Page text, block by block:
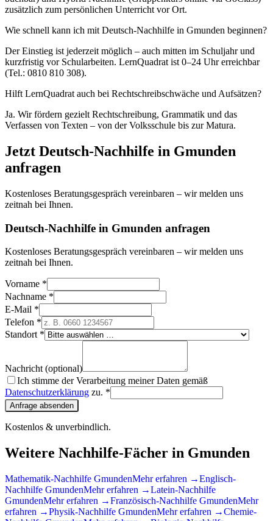
zusätzlich zum persönlichen Unterricht vor Ort.
Wie schnell kann ich mit Deutsch-Nachhilfe in Gmunden beginnen?
Der Einstieg ist jederzeit möglich – auch mitten im Schuljahr und
kurzfristig vor Schularbeiten. LernQuadrat ist 0–24 Uhr erreichbar
(Tel.: 0810 810 308).
Hilft LernQuadrat auch bei Rechtschreibschwäche und Aufsätzen?
Ja. Wir fördern gezielt Rechtschreibung, Grammatik und das
Verfassen von Texten – von der Volksschule bis zur Matura.
Jetzt Deutsch-Nachhilfe in Gmunden
anfragen
Kostenloses Beratungsgespräch vereinbaren – wir melden uns
zeitnah bei Ihnen.
Deutsch-Nachhilfe in Gmunden anfragen
Kostenloses Beratungsgespräch vereinbaren – wir melden uns
zeitnah bei Ihnen.
Vorname *
Nachname *
E-Mail *
Telefon *
Standort *
Nachricht (optional)
Ich stimme der Verarbeitung meiner Daten gemäß
Datenschutzerklärung zu. *
Anfrage absenden
Kostenlos & unverbindlich.
Weitere Nachhilfe-Fächer in Gmunden
Mathematik-Nachhilfe GmundenMehr erfahren →Englisch-
Nachhilfe GmundenMehr erfahren →Latein-Nachhilfe
GmundenMehr erfahren →Französisch-Nachhilfe GmundenMehr
erfahren →Physik-Nachhilfe GmundenMehr erfahren →Chemie-